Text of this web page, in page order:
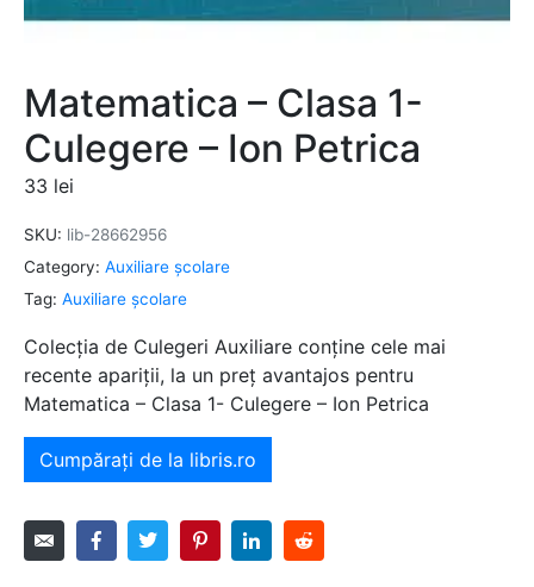
Matematica – Clasa 1-
Culegere – Ion Petrica
33 lei
SKU: lib-28662956
Category: Auxiliare şcolare
Tag: Auxiliare şcolare
Colecția de Culegeri Auxiliare conține cele mai
recente apariții, la un preț avantajos pentru
Matematica – Clasa 1- Culegere – Ion Petrica
Cumpărați de la libris.ro